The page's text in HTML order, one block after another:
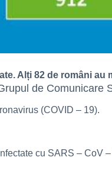
Alți 82 de români au
de Comunicare
(COVID – 19).
cu SARS – CoV